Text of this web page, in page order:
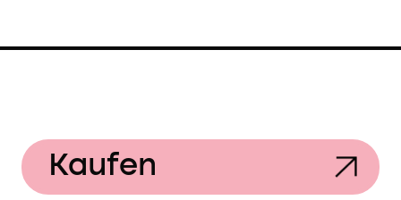
Kaufen